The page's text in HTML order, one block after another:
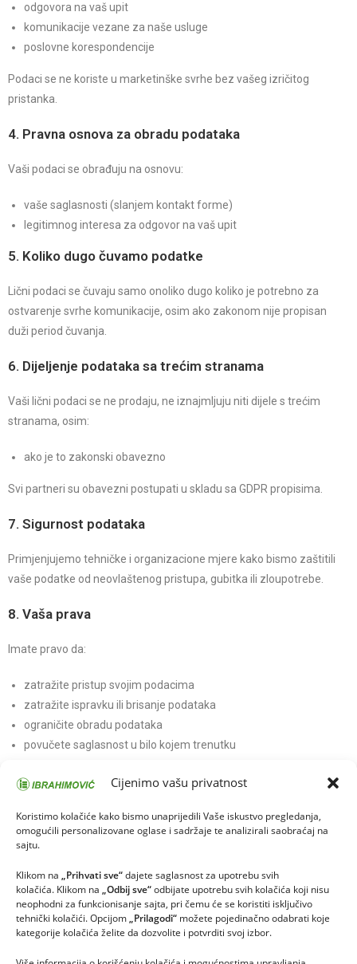
Cijenimo vašu privatnost
Koristimo kolačiće kako bismo unaprijedili Vaše iskustvo pregledanja,
omogućili personalizovane oglase i sadržaje te analizirali saobraćaj na
sajtu.
Klikom na „Prihvati sve“dajete saglasnost za upotrebu svih
kolačića. Klikom na „Odbij sve“odbijate upotrebu svih kolačića koji nisu
neophodni za funkcionisanje sajta, pri čemu će se koristiti isključivo
tehnički kolačići. Opcijom„Prilagodi“ možete pojedinačno odabrati koje
kategorije kolačića želite da dozvolite i potvrditi svoj izbor.
odgovora na vaš upit
komunikacije vezane za naše usluge
poslovne korespondencije
Podaci se ne koriste u marketinške svrhe bez vašeg izričitog
pristanka.
4. Pravna osnova za obradu podataka
Vaši podaci se obrađuju na osnovu:
vaše saglasnosti (slanjem kontakt forme)
legitimnog interesa za odgovor na vaš upit
5. Koliko dugo čuvamo podatke
Lični podaci se čuvaju samo onoliko dugo koliko je potrebno za
ostvarenje svrhe komunikacije, osim ako zakonom nije propisan
duži period čuvanja.
6. Dijeljenje podataka sa trećim stranama
Vaši lični podaci se ne prodaju, ne iznajmljuju niti dijele s trećim
stranama, osim:
ako je to zakonski obavezno
Svi partneri su obavezni postupati u skladu sa GDPR propisima.
7. Sigurnost podataka
Primjenjujemo tehničke i organizacione mjere kako bismo zaštitili
vaše podatke od neovlaštenog pristupa, gubitka ili zloupotrebe.
8. Vaša prava
Imate pravo da:
zatražite pristup svojim podacima
zatražite ispravku ili brisanje podataka
ograničite obradu podataka
povučete saglasnost u bilo kojem trenutku
Za ostvarivanje svojih prava možete nas kontaktirati putem email
9. Kolačići (Cookies)
korisničkog iskustva i osnovne analitike.
Korisnik ima pravo prihvatiti ili odbiti kolačiće putem cookie bannera.
10. Linkovi ka drugim stranicama